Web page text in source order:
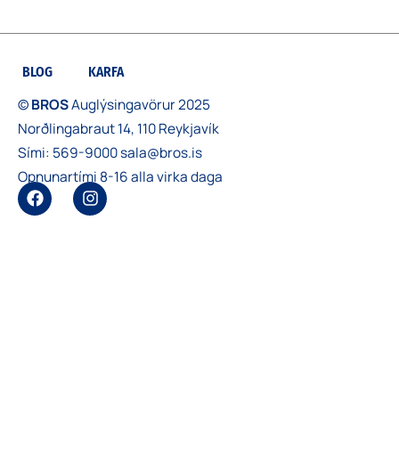
BLOG KARFA
©BROSAuglýsingavörur 2025
Norðlingabraut 14, 110 Reykjavík
Sími: 569-9000sala@bros.is
Opnunartími 8-16 alla virka daga
F
a
c
I
n
s